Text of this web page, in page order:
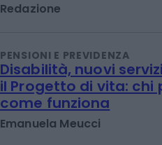
Redazione
PENSIONI E PREVIDENZA
Disabilità, nuovi
il Progetto di vita: chi
come funziona
Emanuela Meucci